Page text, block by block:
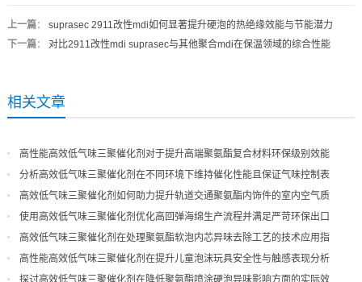
上一篇： suprasec 2911改性mdi如何显著提升硬泡的热绝缘效能与节能潜力
下一篇： 对比2911改性mdi suprasec与其他聚合mdi在保温领域的综合性能
相关文章
高性能高效低气味三聚催化剂对于提升高端聚氨酯复合材料环保级别效能
分析高效低气味三聚催化剂在不同环境下维持催化性能且保证气味控制表
现
高效低气味三聚催化剂如何助力提升轨道交通聚氨酯内饰件的室内空气质
量
使用高效低气味三聚催化剂优化高回弹海绵生产流程并满足严苛环保出口
高效低气味三聚催化剂在处理聚氨酯软泡内芯异味去除工艺的技术应用指
导
高性能高效低气味三聚催化剂在提升儿童泡沫玩具安全性与触感表现分析
探讨高效低气味三聚催化剂在降低聚氨酯喷涂硬泡异味影响方面的实际效